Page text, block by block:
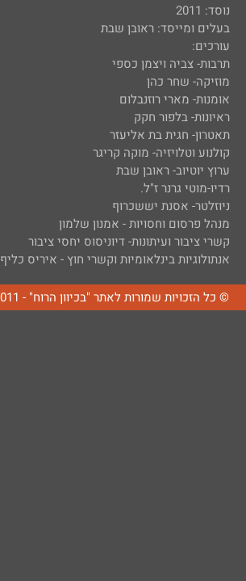
נוסד: 2011
בעלים ומייסד: ראובן שבת
עורכים:
תרבות- צביה ויצמן כספי
מוזיקה- שחר כהן
אומנות- מארי רוזנבלום
ראיונות- בלפור חקק
תאטרון- חגית בת אליעזר
קולנוע וטלויזיה- מוקה קריגר
ערוץ יוטיוב- ראובן שבת
רדיו-מוטי גרנר ז"ל.
ניוזלטר- אסנת יששכרוף
מנהל פרסום וחסויות - אמנון שלמון
קשרי ציבור ועיתונות- דיוניסוס יחסי ציבור
אנתולוגיות בינלאומיות וקשרי חוץ - איריס כליף
© כל הזכויות שמורות לאתר "בכיוון הרוח" - 2011 טל: 050-8517840